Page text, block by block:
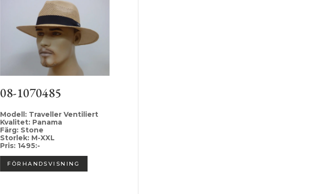
08-1070485
Modell: Traveller Ventiliert
Kvalitet: Panama
Färg: Stone
Storlek: M-XXL
Pris: 1495:-
FÖRHANDSVISNING